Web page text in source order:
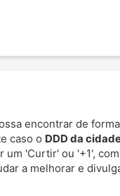
encontrar de
caso o DDD da
um 'Curtir' ou '+1',
a melhorar e